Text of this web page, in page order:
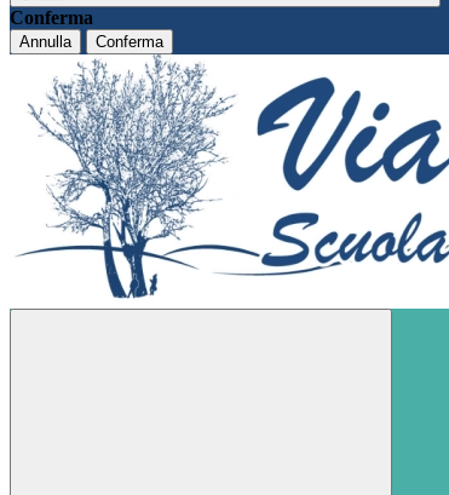
Conferma
Annulla Conferma